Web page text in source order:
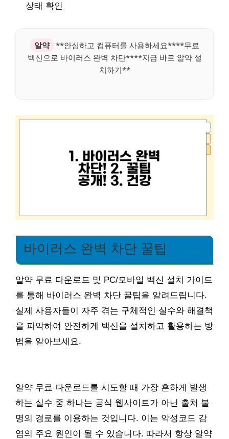
상태 확인
알약
**안심하고 컴퓨터를 사용하세요****무료
백신으로 바이러스 완벽 차단****지금 바로 알약 설
치하기**
바이러스 완벽 차단 꿀팁
알약 무료 다운로드 및 PC/모바일 백신 설치 가이드
를 통해 바이러스 완벽 차단 꿀팁을 알려드립니다.
실제 사용자들이 자주 겪는 구체적인 실수와 해결책
을 파악하여 안전하게 백신을 설치하고 활용하는 방
법을 알아보세요.
알약 무료 다운로드를 시도할 때 가장 흔하게 발생
하는 실수 중 하나는 공식 웹사이트가 아닌 출처 불
명의 경로를 이용하는 것입니다. 이는 악성코드 감
염의 주요 원인이 될 수 있습니다. 따라서 항상 알약